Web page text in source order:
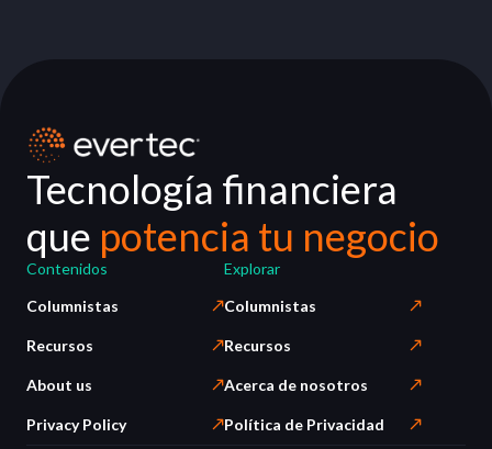
Tecnología financiera
que potencia tu negocio
Contenidos
Columnistas
Recursos
About us
Privacy Policy
Explorar
Columnistas
Recursos
Acerca de nosotros
Política de Privacidad